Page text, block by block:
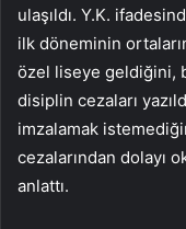
ulaşıldı. Y.K.
ilk döneminin
özel liseye geldiğini,
disiplin cezaları
imzalamak
cezalarından dolayı
anlattı.